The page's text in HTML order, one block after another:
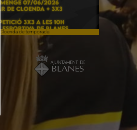
Cloenda de temporada